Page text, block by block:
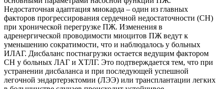
Недостаточная адаптация миокарда – один из главных
факторов прогрессирования сердечной недостаточности (СН)
при хронической перегрузке ПЖ. Изменения в
адренергической проводимости миоцитов ПЖ ведут к
уменьшению сократимости, что и наблюдалось у больных
ИЛАГ. Дисбаланс постнагрузки остается ведущим фактором
СН у больных ЛАГ и ХТЛГ. Это подтверждается тем, что при
устранении дисбаланса и при последующей успешной
легочной эндартерэктомии (ЛЭЭ) или трансплантации легких